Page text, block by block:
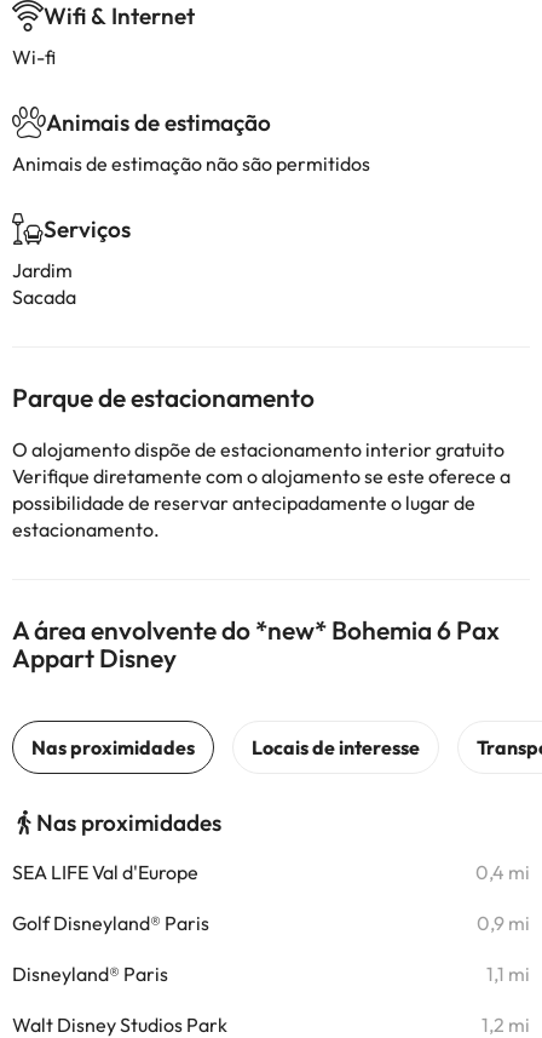
Wifi & Internet
Wi-fi
Animais de estimação
Animais de estimação não são permitidos
Serviços
Jardim
Sacada
Parque de estacionamento
O alojamento dispõe de estacionamento interior gratuito
Verifique diretamente com o alojamento se este oferece a
possibilidade de reservar antecipadamente o lugar de
estacionamento.
A área envolvente do *new* Bohemia 6 Pax
Appart Disney
Nas proximidades
SEA LIFE Val d'Europe 0,4 mi
Golf Disneyland® Paris 0,9 mi
Disneyland® Paris 1,1 mi
Walt Disney Studios Park 1,2 mi